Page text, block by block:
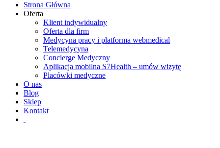
Strona Główna
Oferta
Klient indywidualny
Oferta dla firm
Medycyna pracy i platforma webmedical
Telemedycyna
Concierge Medyczny
Aplikacja mobilna S7Health – umów wizytę
Placówki medyczne
O nas
Blog
Sklep
Kontakt